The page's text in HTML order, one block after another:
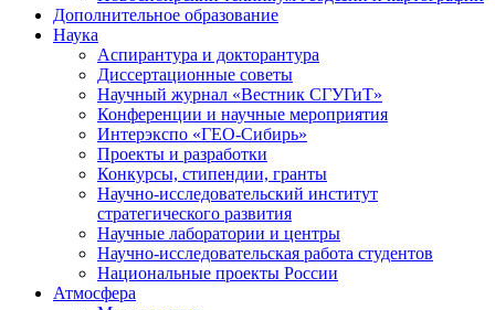
Дополнительное образование
Наука
Аспирантура и докторантура
Диссертационные советы
Научный журнал «Вестник СГУГиТ»
Конференции и научные мероприятия
Интерэкспо «ГЕО-Сибирь»
Проекты и разработки
Конкурсы, стипендии, гранты
Научно-исследовательский институт
стратегического развития
Научные лаборатории и центры
Научно-исследовательская работа студентов
Национальные проекты России
Атмосфера